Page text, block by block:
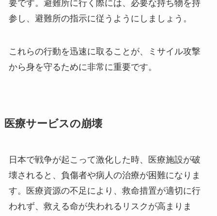
要です。避難所に行く際には、必要な持ち物を持
参し、避難所の指示に従うようにしましょう。
これらの行動を迅速に取ることが、ミサイル攻撃
から身を守るために非常に重要です。
医療サービスの崩壊
日本で戦争が起こって激化した時、医療施設が破
壊されると、負傷者や病人の治療が困難になりま
す。医療資源の不足により、救命措置が適切に行
われず、救える命が失われるリスクが高まりま